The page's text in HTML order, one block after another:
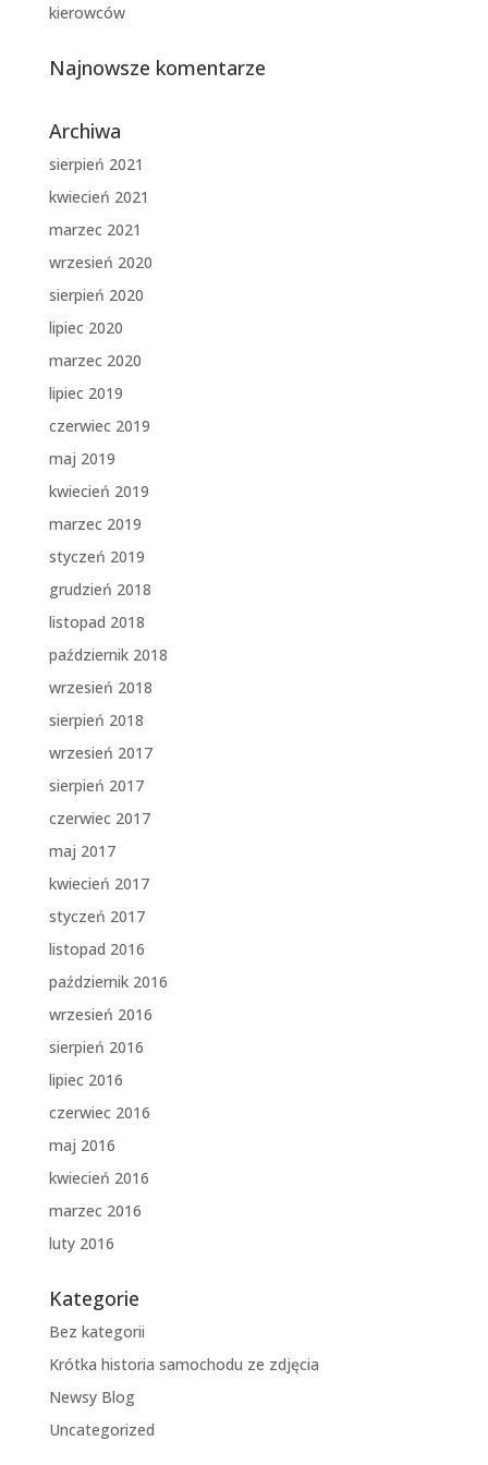
kierowców
Najnowsze komentarze
Archiwa
sierpień 2021
kwiecień 2021
marzec 2021
wrzesień 2020
sierpień 2020
lipiec 2020
marzec 2020
lipiec 2019
czerwiec 2019
maj 2019
kwiecień 2019
marzec 2019
styczeń 2019
grudzień 2018
listopad 2018
październik 2018
wrzesień 2018
sierpień 2018
wrzesień 2017
sierpień 2017
czerwiec 2017
maj 2017
kwiecień 2017
styczeń 2017
listopad 2016
październik 2016
wrzesień 2016
sierpień 2016
lipiec 2016
czerwiec 2016
maj 2016
kwiecień 2016
marzec 2016
luty 2016
Kategorie
Bez kategorii
Krótka historia samochodu ze zdjęcia
Newsy Blog
Uncategorized